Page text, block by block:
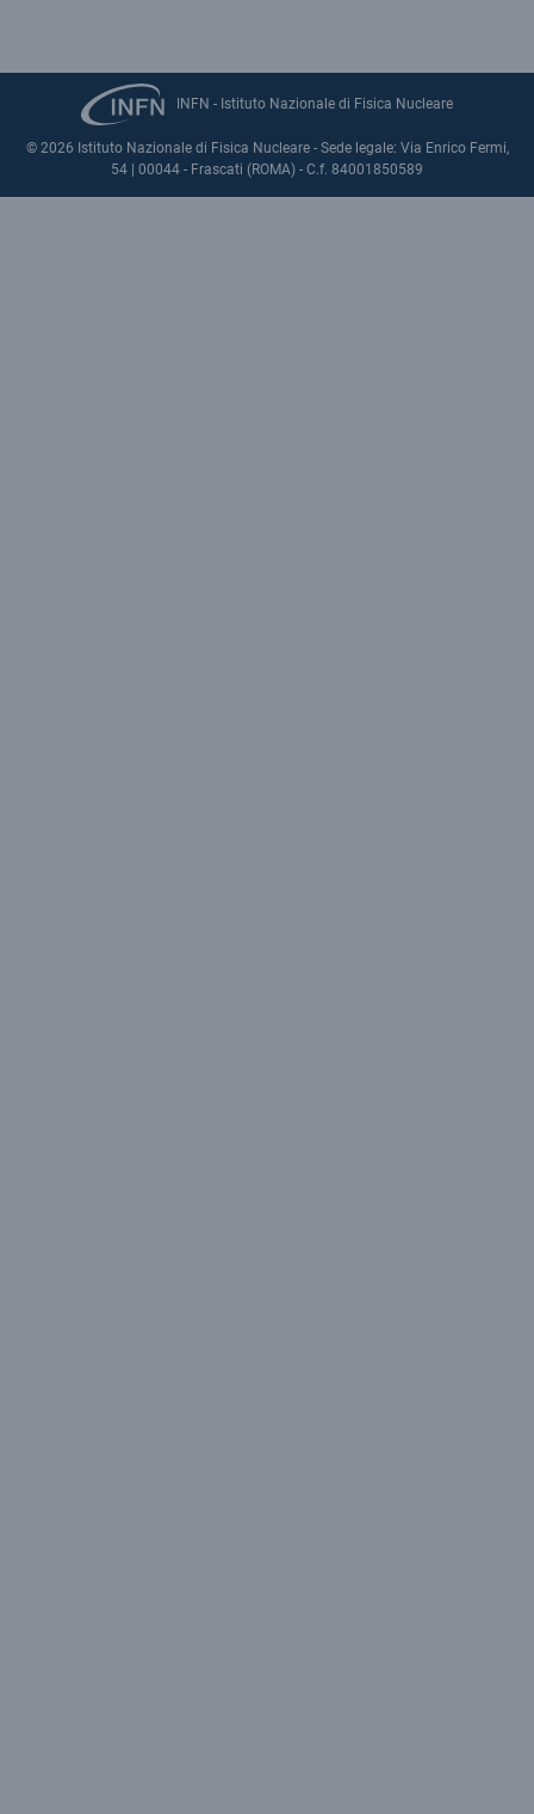
INFN - Istituto Nazionale di Fisica Nucleare
© 2026 Istituto Nazionale di Fisica Nucleare - Sede legale: Via Enrico Fermi,
54 | 00044 - Frascati (ROMA) - C.f. 84001850589